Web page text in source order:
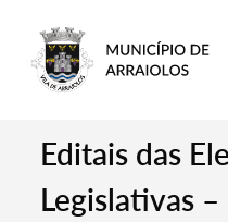
Editais das
Legislativas